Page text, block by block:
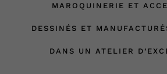
MAROQUINERIE ET
DESSINÉS ET
DANS UN ATELIER